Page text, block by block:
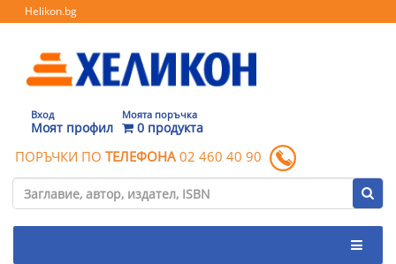
Helikon.bg
Вход
Моят профил
Моята поръчка
0 продукта
ПОРЪЧКИ ПО ТЕЛЕФОНА 02 460 40 90